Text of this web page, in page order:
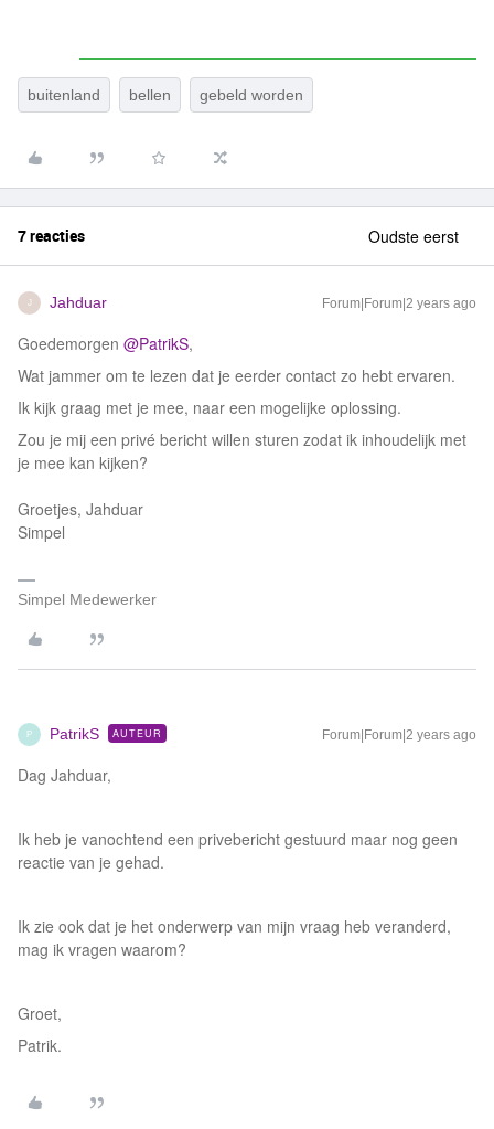
buitenland bellen gebeld worden
7 reacties Oudste eerst
J Jahduar Forum|Forum|2 years ago
Goedemorgen @PatrikS,
Wat jammer om te lezen dat je eerder contact zo hebt ervaren.
Ik kijk graag met je mee, naar een mogelijke oplossing.
Zou je mij een privé bericht willen sturen zodat ik inhoudelijk met
je mee kan kijken?
Groetjes, Jahduar
Simpel
Simpel Medewerker
P PatrikS AUTEUR Forum|Forum|2 years ago
Dag Jahduar,
Ik heb je vanochtend een privebericht gestuurd maar nog geen
reactie van je gehad.
Ik zie ook dat je het onderwerp van mijn vraag heb veranderd,
mag ik vragen waarom?
Groet,
Patrik.